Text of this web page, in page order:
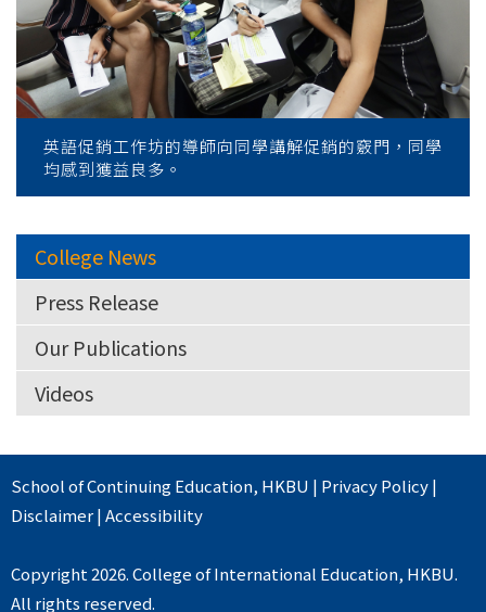
英語促銷工作坊的導師向同學講解促銷的竅門，同學
均感到獲益良多。
College News
Press Release
Our Publications
Videos
School of Continuing Education, HKBU | Privacy Policy|
Disclaimer|Accessibility
Copyright 2026. College of International Education, HKBU.
All rights reserved.